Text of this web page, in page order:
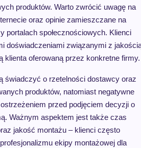
produktów. Warto zwrócić uwagę na
oraz opinie zamieszczane na
portalach społecznościowych. Klienci
doświadczeniami związanymi z
klienta oferowaną przez konkretne firmy.
świadczyć o rzetelności dostawcy oraz
produktów, natomiast negatywne
przed podjęciem decyzji o
Ważnym aspektem jest także czas
jakość montażu – klienci często
ekipy montażowej dla